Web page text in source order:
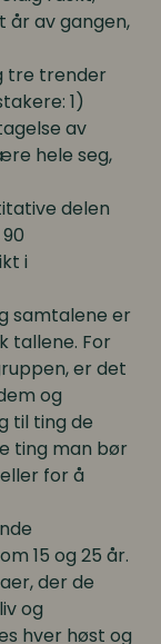
år av gangen,
tre trender
1)
av
hele seg,
delen
i
samtalene er
tallene. For
er det
og
til ting de
ting man bør
for å
15 og 25 år.
der de
og
hver høst og